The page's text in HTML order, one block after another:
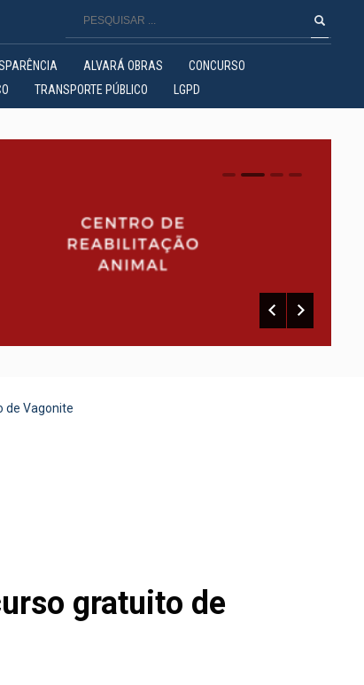
ALVARÁ OBRAS
CONCURSO
TRANSPORTE PÚBLICO LGPD
0 1 2
de Vagonite
gratuito de